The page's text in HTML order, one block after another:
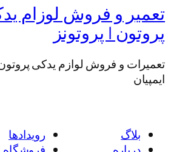
و فروش لوزام یدکی
| پروتونز
و فروش لوازم یدکی پروتون جنتو، ویرا،